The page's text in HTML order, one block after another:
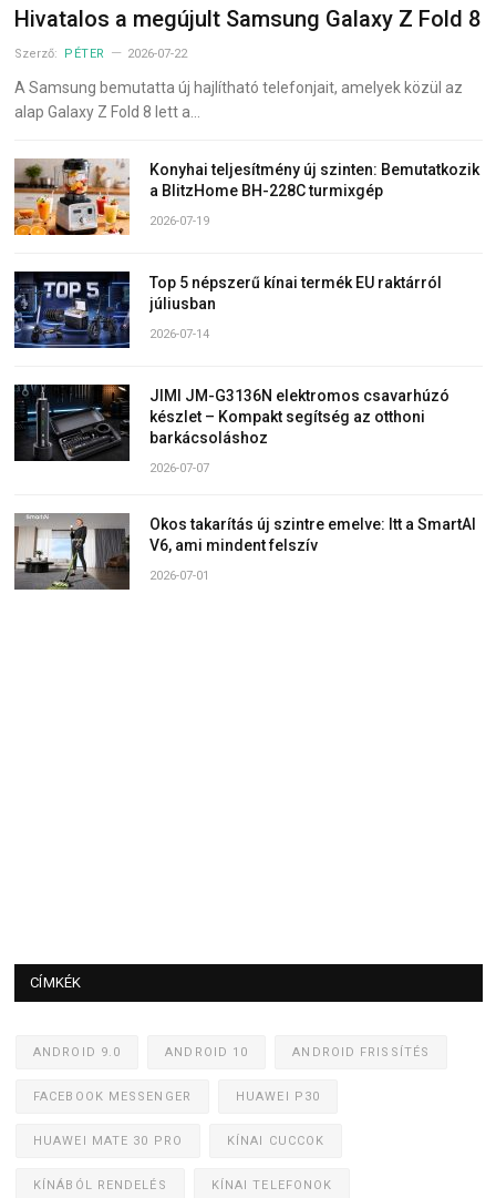
Hivatalos a megújult Samsung Galaxy Z Fold 8
Szerző: PÉTER 2026-07-22
A Samsung bemutatta új hajlítható telefonjait, amelyek közül az
alap Galaxy Z Fold 8 lett a…
Konyhai teljesítmény új szinten: Bemutatkozik
a BlitzHome BH-228C turmixgép
2026-07-19
Top 5 népszerű kínai termék EU raktárról
júliusban
2026-07-14
JIMI JM-G3136N elektromos csavarhúzó
készlet – Kompakt segítség az otthoni
barkácsoláshoz
2026-07-07
Okos takarítás új szintre emelve: Itt a SmartAI
V6, ami mindent felszív
2026-07-01
CÍMKÉK
ANDROID 9.0 ANDROID 10 ANDROID FRISSÍTÉS
FACEBOOK MESSENGER HUAWEI P30
HUAWEI MATE 30 PRO KÍNAI CUCCOK
KÍNÁBÓL RENDELÉS KÍNAI TELEFONOK